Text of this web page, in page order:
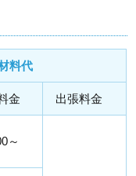
料代
金 出張料金
～